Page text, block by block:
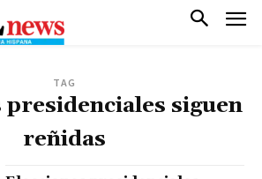
TAG
presidenciales siguen
reñidas